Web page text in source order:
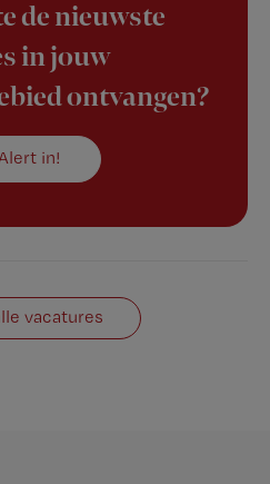
de nieuwste
in jouw
ontvangen?
in!
vacatures